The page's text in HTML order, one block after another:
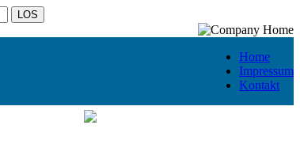
Home
Impressum
Kontakt